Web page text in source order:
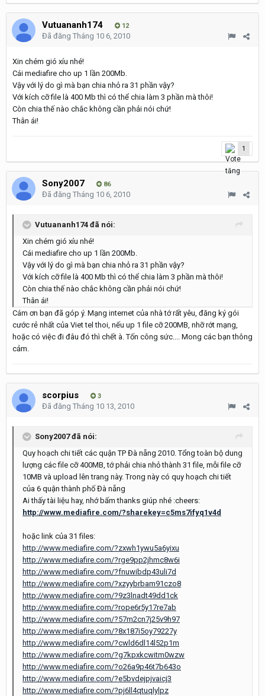
Vutuananh174 12
Đã đăng Tháng 10 6, 2010
Xin chém gió xíu nhé!
Cái mediafire cho up 1 lần 200Mb.
Vậy với lý do gì mà bạn chia nhỏ ra 31 phần vậy?
Với kích cỡ file là 400 Mb thì có thể chia làm 3 phần mà thôi!
Còn chia thế nào chắc không cần phải nói chứ!
Thân ái!
1
Sony2007 86
Đã đăng Tháng 10 6, 2010
Vutuananh174 đã nói:
Xin chém gió xíu nhé!
Cái mediafire cho up 1 lần 200Mb.
Vậy với lý do gì mà bạn chia nhỏ ra 31 phần vậy?
Với kích cỡ file là 400 Mb thì có thể chia làm 3 phần mà thôi!
Còn chia thế nào chắc không cần phải nói chứ!
Thân ái!
Cám ơn bạn đã góp ý. Mạng internet của nhà tớ rất yêu, đăng ký gói
cước rẻ nhất của Viet tel thoi, nếu up 1 file cỡ 200MB, nhỡ rớt mạng,
hoặc có việc đi đâu đó thì chết à. Tốn công sức.... Mong các bạn thông
cảm.
scorpius 3
Đã đăng Tháng 10 13, 2010
Sony2007 đã nói:
Quy hoạch chi tiết các quận TP Đà nẵng 2010. Tổng toàn bộ dung
lượng các file cỡ 400MB, tớ phải chia nhỏ thành 31 file, mỗi file cỡ
10MB và upload lên trang này. Trong này có quy hoạch chi tiết
của 6 quận thành phố Đà nẵng
Ai thấy tài liệu hay, nhớ bấm thanks giúp nhé :cheers:
http://www.mediafire.com/?sharekey=c5ms7ifyq1v4d
hoặc link của 31 files:
http://www.mediafire.com/?zxwh1ywu5a6yixu
http://www.mediafire.com/?rge9pp2jhmc8w6i
http://www.mediafire.com/?fnuwibdp43uli7d
http://www.mediafire.com/?xzyybrbam91czo8
http://www.mediafire.com/?9z3lnadt49dd1ck
http://www.mediafire.com/?rope6r5y17re7ab
http://www.mediafire.com/?57m2cn7j25v9h97
http://www.mediafire.com/?8x187i5oy79227y
http://www.mediafire.com/?cwld6dl14l52p1m
http://www.mediafire.com/?g7kpxkcwitm0wzw
http://www.mediafire.com/?o26a9p46t7b643o
http://www.mediafire.com/?e5bvdejpjvaicj3
http://www.mediafire.com/?pj6ll4qtuqlylpz